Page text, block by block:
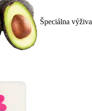
Špeciálna výživa